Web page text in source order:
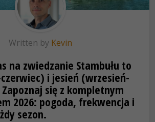
Written by Kevin
na zwiedzanie Stambułu to
i jesień (wrzesień-
się z kompletnym
2026: pogoda, frekwencja i
sezon.